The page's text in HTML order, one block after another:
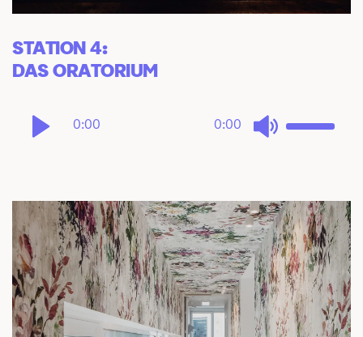
STATION 4:
DAS ORATORIUM
0:00 0:00